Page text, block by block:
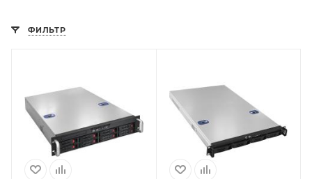
ФИЛЬТР